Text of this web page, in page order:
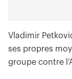
Vladimir
ses propres
groupe contre